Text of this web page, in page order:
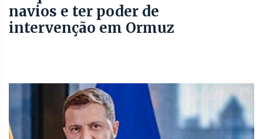
navios e ter poder de
intervenção em Ormuz